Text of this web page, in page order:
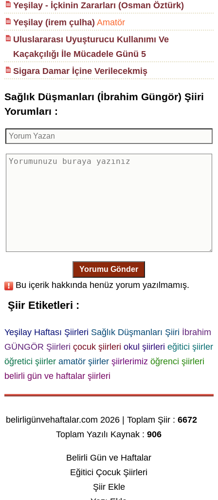
Yeşilay - İçkinin Zararları (Osman Öztürk)
Yeşilay (irem çulha) Amatör
Uluslararası Uyuşturucu Kullanımı Ve
Kaçakçılığı İle Mücadele Günü 5
Sigara Damar İçine Verilecekmiş
Sağlık Düşmanları (İbrahim Güngör) Şiiri
Yorumları :
Yorumu Gönder
Bu içerik hakkında henüz yorum yazılmamış.
Şiir Etiketleri :
Yeşilay Haftası Şiirleri Sağlık Düşmanları Şiiri İbrahim
GÜNGÖR Şiirleri çocuk şiirleri okul şiirleri eğitici şiirler
öğretici şiirler amatör şiirler şiirlerimiz öğrenci şiirleri
belirli gün ve haftalar şiirleri
belirligünvehaftalar.com 2026 | Toplam Şiir :6672
Toplam Yazılı Kaynak :906
Belirli Gün ve Haftalar
Eğitici Çocuk Şiirleri
Şiir Ekle